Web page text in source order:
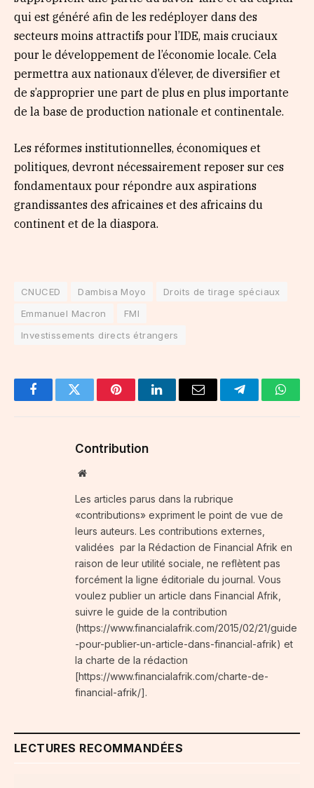
qui est généré afin de les redéployer dans des
secteurs moins attractifs pour l’IDE, mais cruciaux
pour le développement de l’économie locale. Cela
permettra aux nationaux d’élever, de diversifier et
de s’approprier une part de plus en plus importante
de la base de production nationale et continentale.
Les réformes institutionnelles, économiques et
politiques, devront nécessairement reposer sur ces
fondamentaux pour répondre aux aspirations
grandissantes des africaines et des africains du
continent et de la diaspora.
CNUCED Dambisa Moyo
Droits de tirage spéciaux
Emmanuel Macron
FMI
Investissements directs étrangers
FacebookTwitter PinterestLinkedInEmail Telegram
Contribution
Website
Les articles parus dans la rubrique
«contributions» expriment le point de vue de
leurs auteurs. Les contributions externes,
validées par la Rédaction de Financial Afrik en
raison de leur utilité sociale, ne reflètent pas
forcément la ligne éditoriale du journal. Vous
voulez publier un article dans Financial Afrik,
suivre le guide de la contribution
(https://www.financialafrik.com/2015/02/21/guide
-pour-publier-un-article-dans-financial-afrik) et
la charte de la rédaction
[https://www.financialafrik.com/charte-de-
financial-afrik/].
LECTURES RECOMMANDÉES